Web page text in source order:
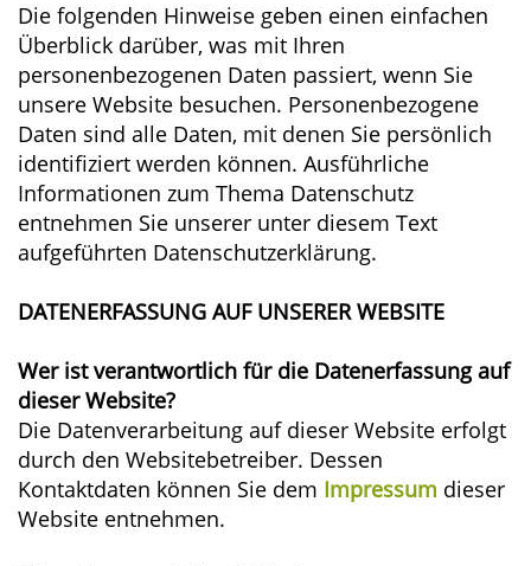
Die folgenden Hinweise geben einen einfachen
Überblick darüber, was mit Ihren
personenbezogenen Daten passiert, wenn Sie
unsere Website besuchen. Personenbezogene
Daten sind alle Daten, mit denen Sie persönlich
identifiziert werden können. Ausführliche
Informationen zum Thema Datenschutz
entnehmen Sie unserer unter diesem Text
aufgeführten Datenschutzerklärung.
DATENERFASSUNG AUF UNSERER WEBSITE
Wer ist verantwortlich für die Datenerfassung auf
dieser Website?
Die Datenverarbeitung auf dieser Website erfolgt
durch den Websitebetreiber. Dessen
Kontaktdaten können Sie dem Impressum dieser
Website entnehmen.